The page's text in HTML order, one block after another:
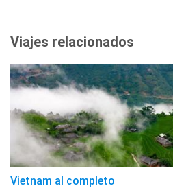
Viajes relacionados
Vietnam al completo